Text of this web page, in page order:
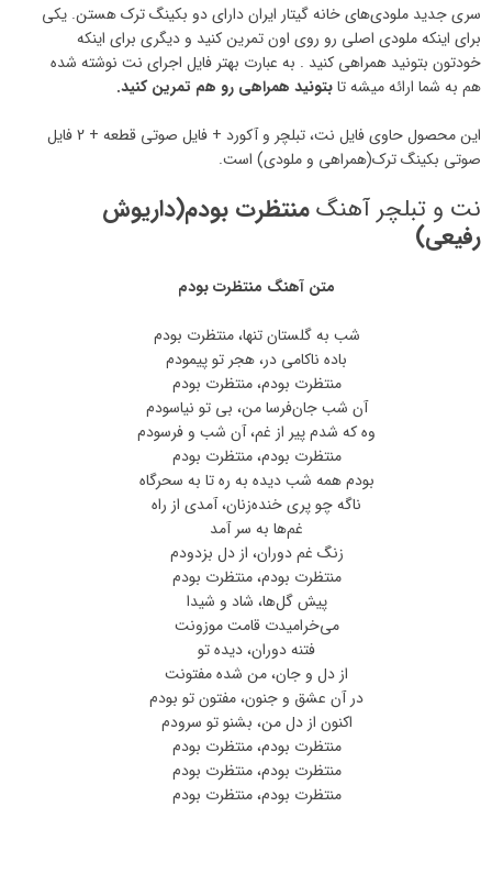
سری جدید ملودی‌های خانه گیتار ایران دارای دو بکینگ ترک هستن. یکی
برای اینکه ملودی اصلی رو روی اون تمرین کنید و دیگری برای اینکه
خودتون بتونید همراهی کنید . به عبارت بهتر فایل اجرای نت نوشته شده
هم به شما ارائه میشه تابتونید همراهی رو هم تمرین کنید.
این محصول حاوی فایل نت، تبلچر و آکورد + فایل صوتی قطعه + 2 فایل
صوتی بکینگ ترک(همراهی و ملودی) است.
نت و تبلچر آهنگمنتظرت بودم(داریوش
رفیعی)
متن آهنگ منتظرت بودم
شب به گلستان تنها، منتظرت بودم
باده ناکامی در، هجر تو پیمودم
منتظرت بودم، منتظرت بودم
آن شب جان‌فرسا من، بی تو نیاسودم
وه که شدم پیر از غم، آن شب و فرسودم
منتظرت بودم، منتظرت بودم
بودم همه شب دیده به ره تا به سحرگاه
ناگه چو پری خنده‌زنان، آمدی از راه
غم‌ها به سر آمد
زنگ غم دوران، از دل بزدودم
منتظرت بودم، منتظرت بودم
پیش گل‌ها، شاد و شیدا
می‌خرامیدت قامت موزونت
فتنه دوران، دیده تو
از دل و جان، من شده مفتونت
در آن عشق و جنون، مفتون تو بودم
اکنون از دل من، بشنو تو سرودم
منتظرت بودم، منتظرت بودم
منتظرت بودم، منتظرت بودم
منتظرت بودم، منتظرت بودم